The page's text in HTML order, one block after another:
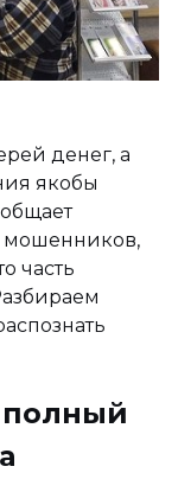
денег, а
якобы
мошенников,
часть
полный